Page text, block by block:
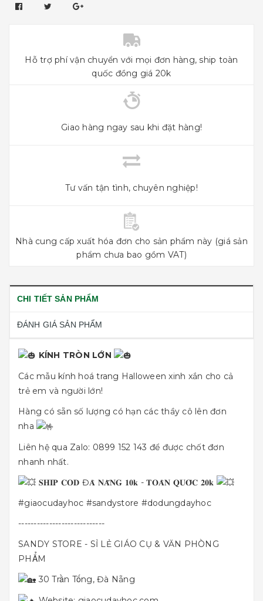
Hỗ trợ phí vận chuyển với mọi đơn hàng, ship toàn
quốc đồng giá 20k
Giao hàng ngay sau khi đặt hàng!
Tư vấn tận tình, chuyên nghiệp!
Nhà cung cấp xuất hóa đơn cho sản phẩm này (giá sản
phẩm chưa bao gồm VAT)
CHI TIẾT SẢN PHẨM
ĐÁNH GIÁ SẢN PHẨM
KÍNH TRÒN LỚN
Các mẫu kính hoá trang Halloween xinh xắn cho cả
trẻ em và người lớn!
Hàng có sẵn số lượng có hạn các thầy cô lên đơn
nha
Liên hệ qua Zalo: 0899 152 143 để được chốt đơn
nhanh nhất.
𝐒𝐇𝐈𝐏 𝐂𝐎𝐃 Đ𝐀̀ 𝐍𝐀̆̃𝐍𝐆 𝟏𝟎𝐤 - 𝐓𝐎𝐀̀𝐍 𝐐𝐔𝐎̂́𝐂 𝟐𝟎𝐤
#giaocudayhoc #sandystore #dodungdayhoc
----------------------------
SANDY STORE - SỈ LẺ GIÁO CỤ & VĂN PHÒNG
PHẨM
30 Trần Tống, Đà Nẵng